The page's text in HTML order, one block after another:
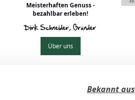
Meisterhaften Genuss -
bezahlbar erleben!
Dirk Schneider, Gründer
Über uns
Bekannt aus